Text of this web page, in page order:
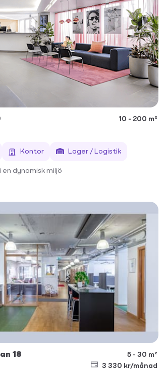
10 - 200 m²
Kontor Lager / Logistik
en dynamisk miljö
18
5 - 30 m²
3 330 kr/månad